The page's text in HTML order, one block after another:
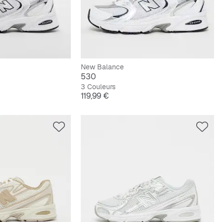
New Balance
530
3 Couleurs
Prix
119,99 €